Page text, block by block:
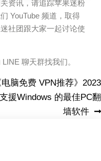
资讯，请追踪苹果迷粉
YouTube 频道，取得
社团跟大家一起讨论使
聊天群找我们。
电脑免费 VPN推荐》2023
援Windows 的最佳PC翻
墙软件